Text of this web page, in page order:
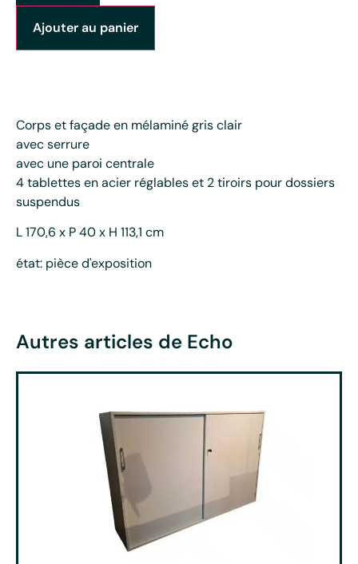
Ajouter au panier
Corps et façade en mélaminé gris clair
avec serrure
avec une paroi centrale
4 tablettes en acier réglables et 2 tiroirs pour dossiers
suspendus
L 170,6 x P 40 x H 113,1 cm
état: pièce d'exposition
Autres articles de Echo